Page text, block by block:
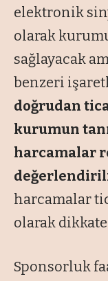
elektronik
olarak
sağlayacak
benzeri
doğrudan
kurumun
harcamalar
harcamalar
olarak dikkate
Sponsorluk